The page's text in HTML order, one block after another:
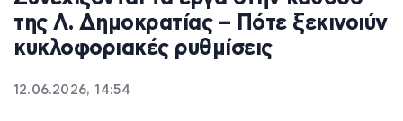
της Λ. Δημοκρατίας – Πότε ξεκινοιύν
κυκλοφοριακές ρυθμίσεις
12.06.2026, 14:54